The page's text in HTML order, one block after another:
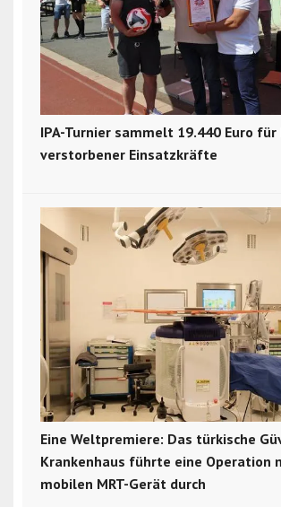
IPA-Turnier sammelt 19.440 Euro für
verstorbener Einsatzkräfte
Eine Weltpremiere: Das türkische
Krankenhaus führte eine Operation
mobilen MRT-Gerät durch